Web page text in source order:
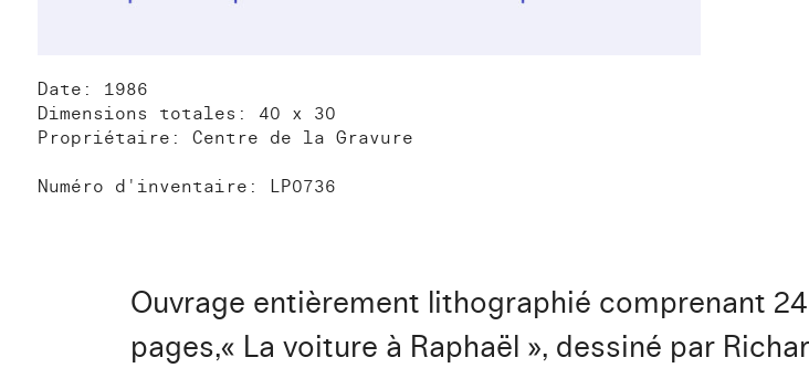
Date: 1986
Dimensions totales: 40 x 30
Propriétaire: Centre de la Gravure
Numéro d'inventaire: LP0736
Ouvrage entièrement lithographié comprenant
pages,« La voiture à Raphaël », dessiné par